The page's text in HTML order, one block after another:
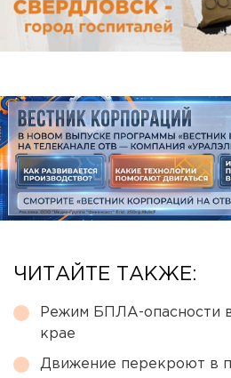
ЧИТАЙТЕ ТАКЖЕ:
Режим БПЛА-опасности
крае
Движение перекроют в